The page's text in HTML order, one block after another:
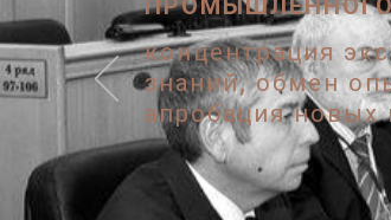
концентрация
знаний, обмен
апробация новых